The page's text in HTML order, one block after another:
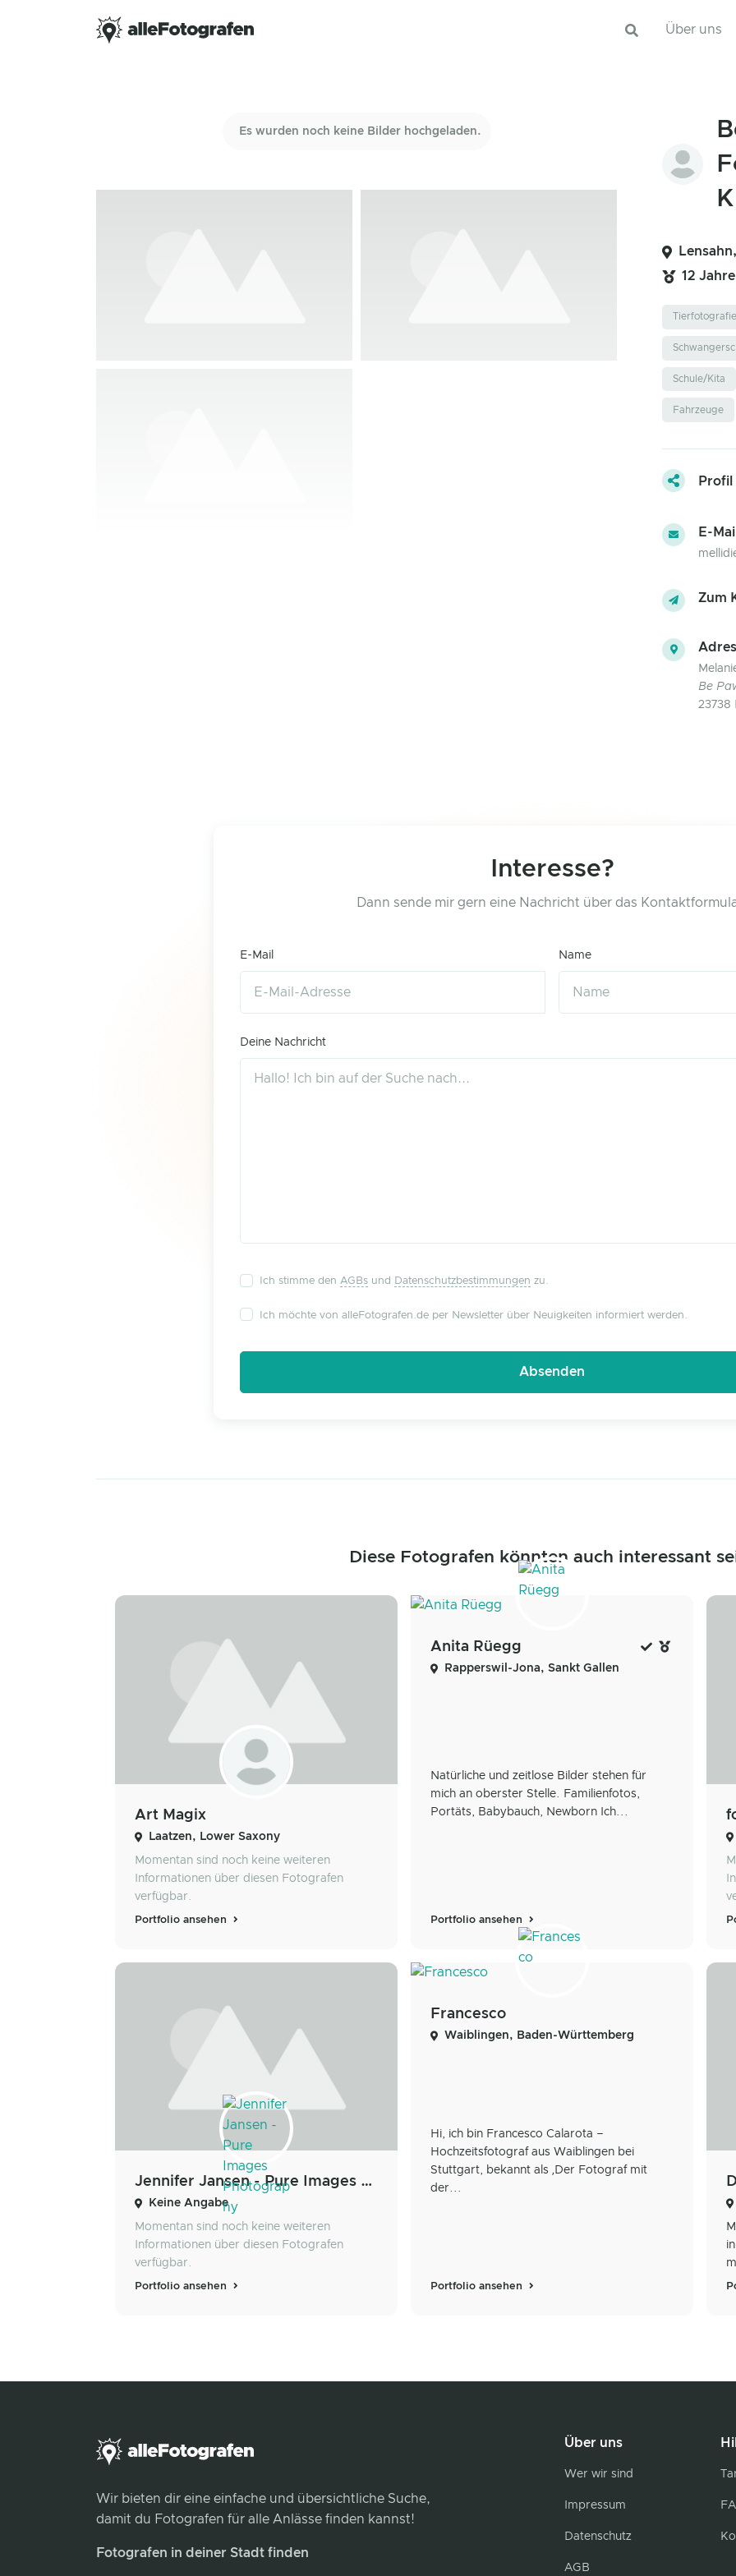
Über uns
Es wurden noch keine Bilder hochgeladen.
12
Tierfotografie
Schule/Kita
Fahrzeuge
Profil
E-
Zum
Be
23738
Interesse?
Dann sende mir gern eine Nachricht über das
E-Mail Name
Deine Nachricht
Ich stimme den AGBsund Datenschutzbestimmungen zu.
Ich möchte von alleFotografen.de per Newsletter über Neuigkeiten informiert werden.
Diese Fotografen könnten auch interessant
Art Magix
Laatzen, Lower Saxony
Momentan sind noch keine weiteren
Informationen über diesen Fotografen
verfügbar.
Portfolio ansehen
Anita Rüegg
Rapperswil-Jona, Sankt Gallen
Natürliche und zeitlose Bilder stehen für
mich an oberster Stelle. Familienfotos,
Portäts, Babybauch, Newborn Ich...
Portfolio ansehen
Jennifer Jansen - Pure Images Photography
Keine Angabe
Momentan sind noch keine weiteren
Informationen über diesen Fotografen
verfügbar.
Portfolio ansehen
Francesco
Waiblingen, Baden-Württemberg
Hi, ich bin Francesco Calarota –
Hochzeitsfotograf aus Waiblingen bei
Stuttgart, bekannt als ‚Der Fotograf mit
der...
Portfolio ansehen
Wir bieten dir eine einfache und übersichtliche Suche,
damit du Fotografen für alle Anlässe finden kannst!
Fotografen in deiner Stadt finden
Über uns
Wer wir sind
Impressum
Datenschutz
AGB